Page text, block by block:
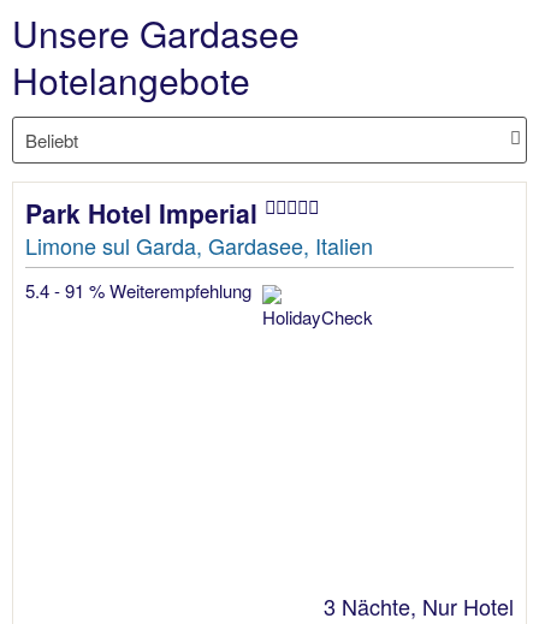
Unsere Gardasee
Hotelangebote
Park Hotel Imperial
Limone sul Garda, Gardasee, Italien
5.4 - 91 % Weiterempfehlung
3 Nächte, Nur Hotel